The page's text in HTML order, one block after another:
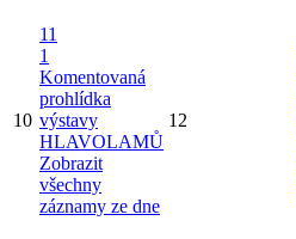
10
11
1
Komentovaná
prohlídka
výstavy
HLAVOLAMŮ
Zobrazit
všechny
záznamy ze dne
12